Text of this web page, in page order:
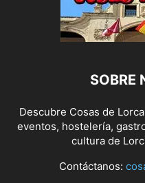
SOBRE
Descubre Cosas de
eventos, hostelería,
cultura de
Contáctanos: